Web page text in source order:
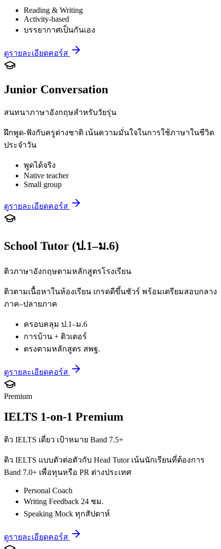
Reading & Writing
Activity-based
บรรยากาศเป็นกันเอง
ดูรายละเอียดคอร์ส
Junior Conversation
สนทนาภาษาอังกฤษสำหรับวัยรุ่น
ฝึกพูด-ฟังกับครูต่างชาติ เน้นความมั่นใจในการใช้ภาษาในชีวิต
ประจำวัน
พูดได้จริง
Native teacher
Small group
ดูรายละเอียดคอร์ส
School Tutor (ป.1–ม.6)
ติวภาษาอังกฤษตามหลักสูตรโรงเรียน
ติวตามเนื้อหาในห้องเรียน เกรดดีขึ้นชัวร์ พร้อมเตรียมสอบกลาง
ภาค–ปลายภาค
ครอบคลุม ป.1–ม.6
การบ้าน + ติวเตอร์
ตรงตามหลักสูตร สพฐ.
ดูรายละเอียดคอร์ส
Premium
IELTS 1-on-1 Premium
ติว IELTS เดี่ยว เป้าหมาย Band 7.5+
ติว IELTS แบบตัวต่อตัวกับ Head Tutor เน้นนักเรียนที่ต้องการ
Band 7.0+ เพื่อทุนหรือ PR ต่างประเทศ
Personal Coach
Writing Feedback 24 ชม.
Speaking Mock ทุกสัปดาห์
ดูรายละเอียดคอร์ส